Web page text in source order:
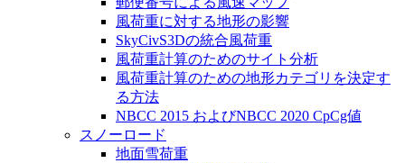
風荷重に対する地形の影響
SkyCivS3Dの統合風荷重
風荷重計算のためのサイト分析
風荷重計算のための地形カテゴリを決定す
る方法
NBCC 2015 およびNBCC 2020 CpCg値
スノーロード
地面雪荷重